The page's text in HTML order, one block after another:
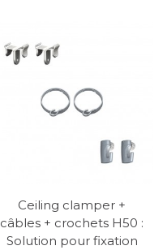
Ceiling clamper +
câbles + crochets H50 :
Solution pour fixation